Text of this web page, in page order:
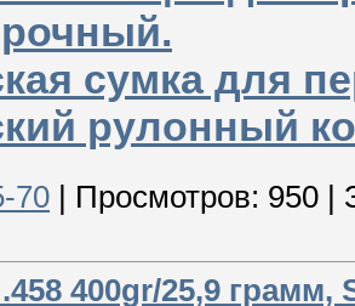
сумка для
рулонный
70 Просмотров: 950
400gr/25,9